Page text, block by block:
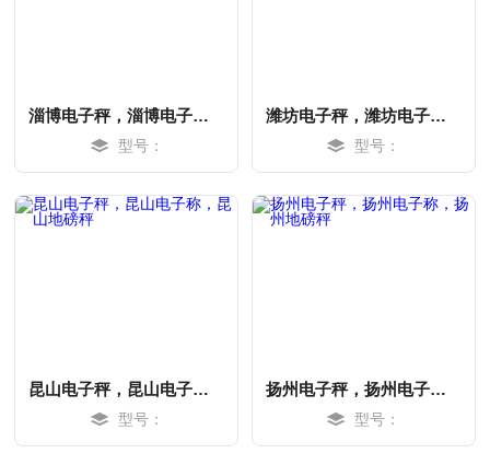
淄博电子秤，淄博电子称，淄博地磅秤
型号：
潍坊电子秤，潍坊电子称，潍坊地磅秤
型号：
昆山电子秤，昆山电子称，昆山地磅秤
型号：
扬州电子秤，扬州电子称，扬州地磅秤
型号：